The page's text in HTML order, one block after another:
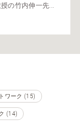
の竹内伸一先...
ワーク (15)
(14)